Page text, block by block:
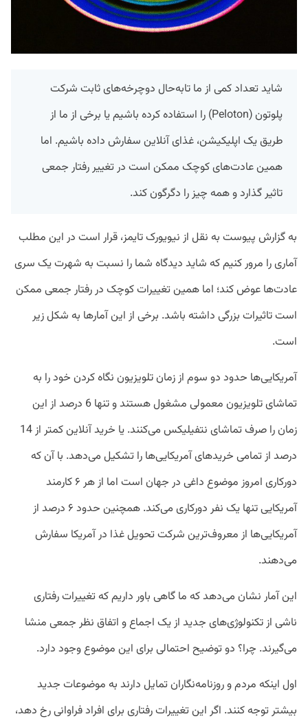
شاید تعداد کمی از ما تابه‌حال دوچرخه‌های ثابت شرکت
پلوتون (Peloton) را استفاده کرده باشیم یا برخی از ما از
طریق یک اپلیکیشن، غذای آنلاین سفارش داده‌ باشیم. اما
همین عادت‌های کوچک ممکن است در تغییر رفتار جمعی
تاثیر گذارد و همه چیز را دگرگون کند.
به گزارش پیوست به نقل از نیویورک تایمز، قرار است در این مطلب
آماری را مرور کنیم که شاید دیدگاه شما را نسبت به شهرت یک سری
عادت‌ها عوض کند؛ اما همین تغییرات کوچک در رفتار جمعی ممکن
است تاثیرات بزرگی داشته باشد. برخی از این آمارها به شکل زیر
است.
آمریکایی‌ها حدود دو سوم از زمان تلویزیون نگاه کردن خود را به
تماشای تلویزیون معمولی مشغول هستند و تنها 6 درصد از این
زمان را صرف تماشای نتفیلیکس می‌کنند. یا خرید آنلاین کمتر از 14
درصد از تمامی خرید‌های آمریکایی‌ها را تشکیل می‌دهد. با آن که
دورکاری امروز موضوع داغی در جهان است اما از هر ۶ کارمند
آمریکایی تنها یک نفر دورکاری می‌کند. همچنین حدود ۶ درصد از
آمریکایی‌ها از معروف‌ترین شرکت تحویل غذا در آمریکا سفارش
می‌دهند.
این آمار نشان می‌دهد که ما گاهی باور داریم که تغییرات رفتاری
ناشی از تکنولوژی‌های جدید از یک اجماع و اتفاق نظر جمعی منشا
می‌گیرند. چرا؟ دو توضیح احتمالی برای این موضوع وجود دارد.
اول اینکه مردم و روزنامه‌نگاران تمایل دارند به موضوعات جدید
بیشتر توجه کنند. اگر این تغییرات رفتاری برای افراد فراوانی رخ دهد،